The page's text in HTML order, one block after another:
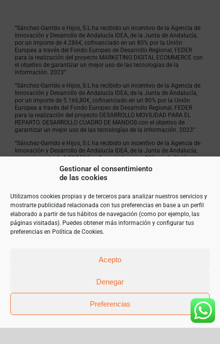
Gestionar el consentimiento
de las cookies
Utilizamos cookies propias y de terceros para analizar nuestros servicios y
mostrarte publicidad relacionada con tus preferencias en base a un perfil
elaborado a partir de tus hábitos de navegación (como por ejemplo, las
páginas visitadas). Puedes obtener más información y configurar tus
preferencias en Política de Cookies.
Acepto
Denegar
Preferencias
“Sánchez-Garrido e Hijos, S.L ha recibido un incentivo de la Agencia de
Innovación y Desarrollo de Andalucía IDEA, de la Junta de Andalucía,
por un importe de 4.286€, cofinanciado en un 80% por la Unión
Europea a través del Fondo Europeo de Desarrollo Regional, FEDER
para la realización del proyecto MARKETING DIGITAL ECOMMERCE con
el objetivo de garantizar un mejor uso de las tecnologías de la
información. 2023”
“Sánchez-Garrido e Hijos, S.L ha recibido un incentivo de la Agencia de
Innovación y Desarrollo de Andalucía IDEA, de la Junta de Andalucía,
por un importe de 5.166,80€, cofinanciado en un 80% por la Unión
Europea a través del Fondo Europeo de Desarrollo Regional, FEDER
para la realización del proyecto DESARROLLO MOVILIDAD PARA EL
REPARTO. DESARROLLO CUADRO DE MANDOS con el objetivo de
garantizar un mejor uso de las tecnologías de la información. 2023”
“Sánchez-Garrido e Hijos, S.L ha recibido un incentivo de la Agencia de
Innovación y Desarrollo de Andalucía IDEA, de la Junta de Andalucía,
por un importe de 1.517,50€, cofinanciado en un 80% por la Unión
Europea a través del Fondo Europeo de Desarrollo Regional, FEDER
para la realización del proyecto POTENCIACIÓN Y MEJORA
ECOMMERCE. NUEVO SERVIDOR Y OPTIMIZACIÓN ALMACENAJE con el
información. 2023”
|
Contacto|Proveedores|Productos|Política de privacidad|